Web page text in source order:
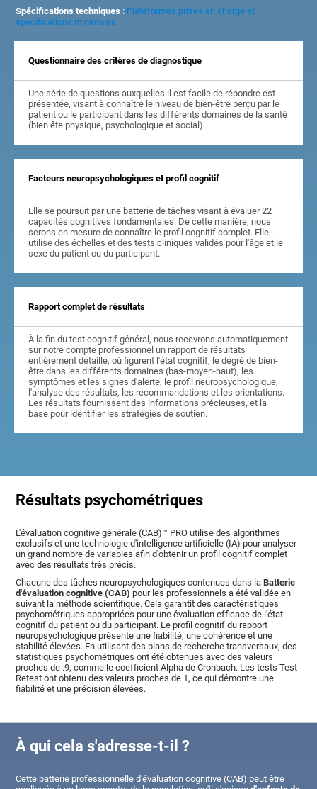
Spécifications techniques : Plateformes prises en charge et
spécifications minimales
Questionnaire des critères de diagnostique
Une série de questions auxquelles il est facile de répondre est
présentée, visant à connaître le niveau de bien-être perçu par le
patient ou le participant dans les différents domaines de la santé
(bien ête physique, psychologique et social).
Facteurs neuropsychologiques et profil cognitif
Elle se poursuit par une batterie de tâches visant à évaluer 22
capacités cognitives fondamentales. De cette manière, nous
serons en mesure de connaître le profil cognitif complet. Elle
utilise des échelles et des tests cliniques validés pour l'âge et le
sexe du patient ou du participant.
Rapport complet de résultats
À la fin du test cognitif général, nous recevrons automatiquement
sur notre compte professionnel un rapport de résultats
entièrement détaillé, où figurent l'état cognitif, le degré de bien-
être dans les différents domaines (bas-moyen-haut), les
symptômes et les signes d'alerte, le profil neuropsychologique,
l'analyse des résultats, les recommandations et les orientations.
Les résultats fournissent des informations précieuses, et la
base pour identifier les stratégies de soutien.
Résultats psychométriques
L'évaluation cognitive générale (CAB)™ PRO utilise des algorithmes
exclusifs et une technologie d'intelligence artificielle (IA) pour analyser
un grand nombre de variables afin d'obtenir un profil cognitif complet
avec des résultats très précis.
Chacune des tâches neuropsychologiques contenues dans laBatterie
d'évaluation cognitive (CAB) pour les professionnels a été validée en
suivant la méthode scientifique. Cela garantit des caractéristiques
psychométriques appropriées pour une évaluation efficace de l'état
cognitif du patient ou du participant. Le profil cognitif du rapport
neuropsychologique présente une fiabilité, une cohérence et une
stabilité élevées. En utilisant des plans de recherche transversaux, des
statistiques psychométriques ont été obtenues avec des valeurs
proches de .9, comme le coefficient Alpha de Cronbach. Les tests Test-
Retest ont obtenu des valeurs proches de 1, ce qui démontre une
fiabilité et une précision élevées.
À qui cela s'adresse-t-il ?
Cette batterie professionnelle d'évaluation cognitive (CAB) peut être